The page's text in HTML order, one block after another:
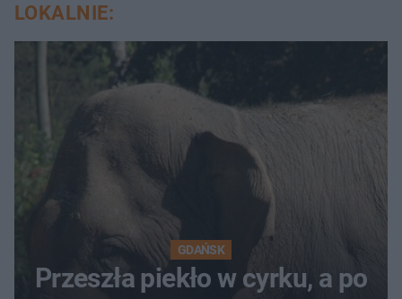
LOKALNIE:
GDAŃSK
Przeszła piekło w cyrku, a po